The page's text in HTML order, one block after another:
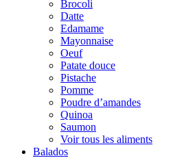
Brocoli
Datte
Edamame
Mayonnaise
Oeuf
Patate douce
Pistache
Pomme
Poudre d’amandes
Quinoa
Saumon
Voir tous les aliments
Balados